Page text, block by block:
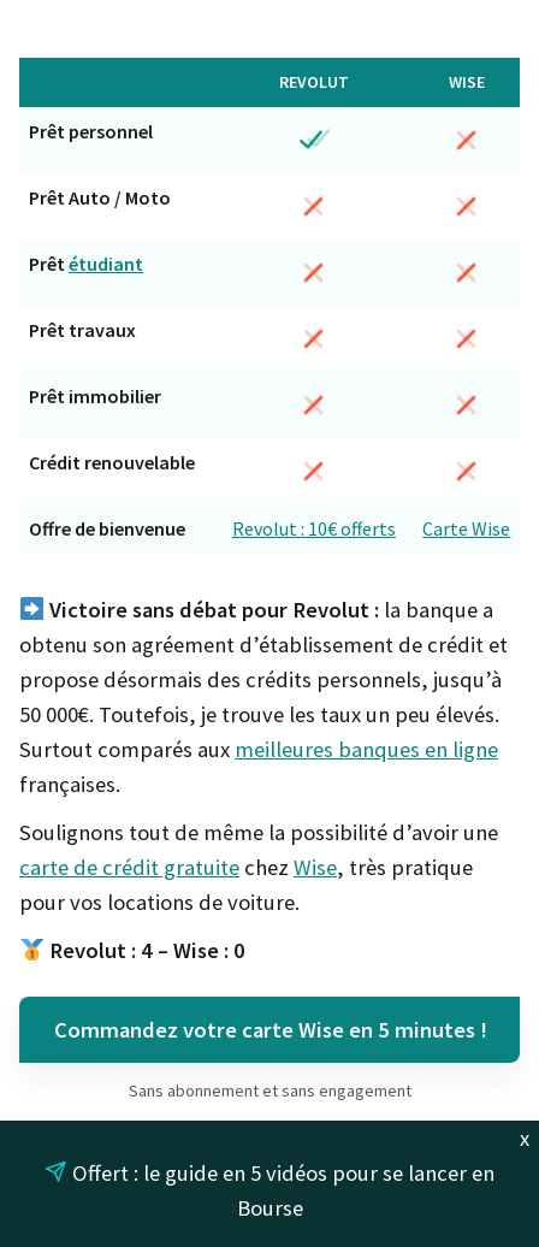
REVOLUT WISE
Prêt personnel
Prêt Auto / Moto
Prêtétudiant
Prêt travaux
Prêt immobilier
Crédit renouvelable
Offre de bienvenue Revolut : 10€ offerts Carte Wise
Victoire sans débat pour Revolut : la banque a
obtenu son agréement d’établissement de crédit et
propose désormais des crédits personnels, jusqu’à
50 000€. Toutefois, je trouve les taux un peu élevés.
Surtout comparés aux meilleures banques en ligne
françaises.
Soulignons tout de même la possibilité d’avoir une
carte de crédit gratuite chez Wise, très pratique
pour vos locations de voiture.
Revolut : 4 –Wise : 0
Commandez votre carte Wise en 5 minutes !
Sans abonnement et sans engagement
Revolut ou Wise :
x
Offert : le guide en 5 vidéos pour se lancer en
Bourse